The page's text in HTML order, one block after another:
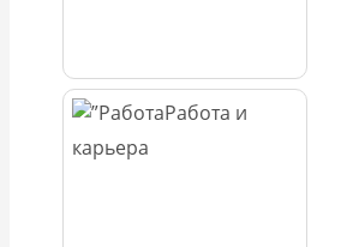
Работа и
карьера